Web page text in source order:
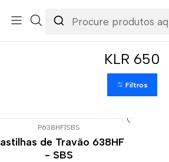
Suspensão & Travões
Pastilhas de Travão
KLR 650
Filtros
P638HF|SBS
de Travão 638HF
- SBS